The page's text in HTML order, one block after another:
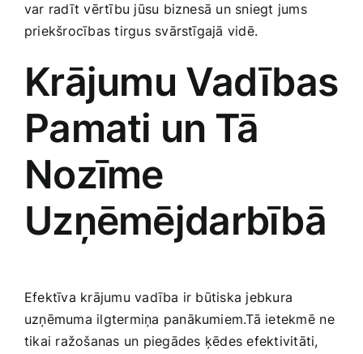
Smaržas, kosmētika
Sports, tūrisms un atpūta
TV un Sadzīves tehnika
Zoo preces
var radīt vērtību jūsu ‍biznesā un sniegt jums
priekšrocības tirgus svārstīgajā vidē.
Krājumu Vadības
Pamati un⁣ Tā
Nozīme
Uzņēmējdarbībā
Efektīva krājumu vadība ir būtiska jebkura
uzņēmuma ilgtermiņa panākumiem.Tā ietekmē⁤ ne
tikai ražošanas un piegādes ⁢ķēdes efektivitāti,